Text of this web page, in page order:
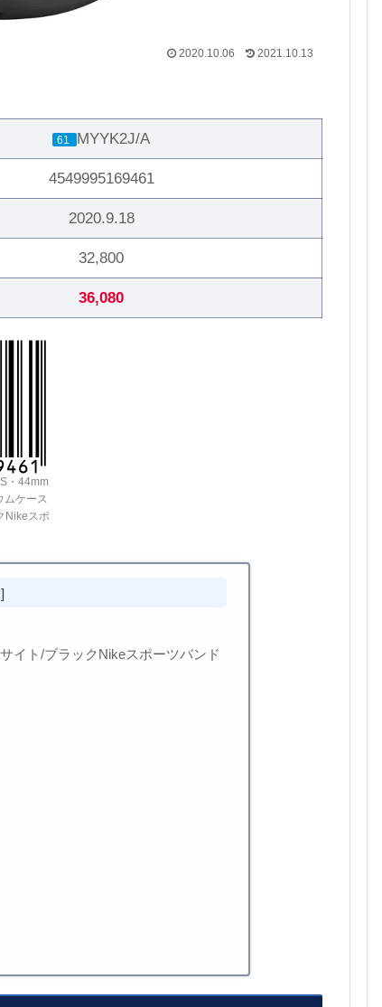
2020.10.06 2021.10.13
61 MYYK2J/A
4549995169461
2020.9.18
32,800
36,080
・44mm
ムケース
Nikeスポ
イト/ブラックNikeスポーツバンド